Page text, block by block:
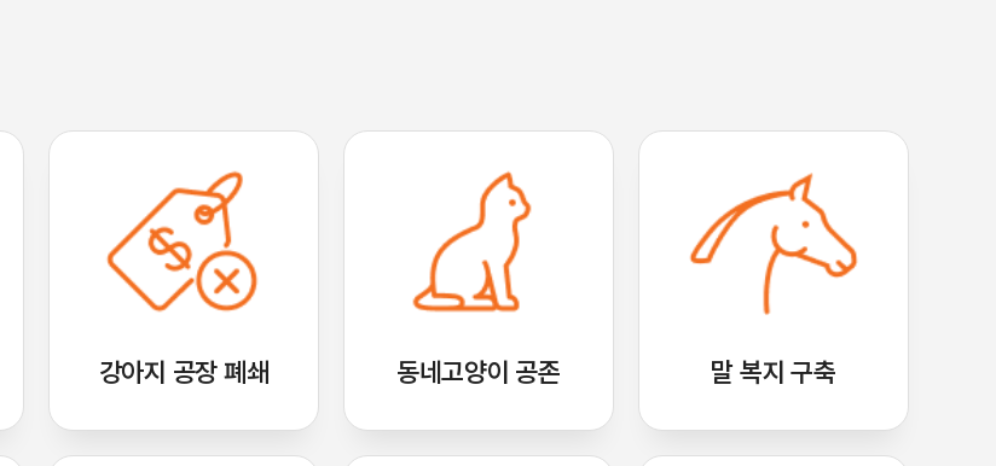
강아지 공장 폐쇄 동네고양이 공존 말 복지 구축